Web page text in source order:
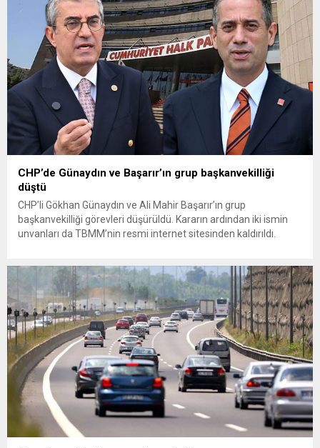
olduğunu savunarak fiyatların yeniden değerlendirilmesi
çağrısında...
CHP’de Günaydın ve Başarır’ın grup başkanvekilliği
düştü
CHP’li Gökhan Günaydın ve Ali Mahir Başarır’ın grup
başkanvekilliği görevleri düşürüldü. Kararın ardından iki ismin
unvanları da TBMM’nin resmi internet sitesinden kaldırıldı.
çıkarma cezası uygulanmak üzere Yüksek Disiplin Kurulu’na
(YDK) sevk edilen ve partideki tüm görevlerinden...